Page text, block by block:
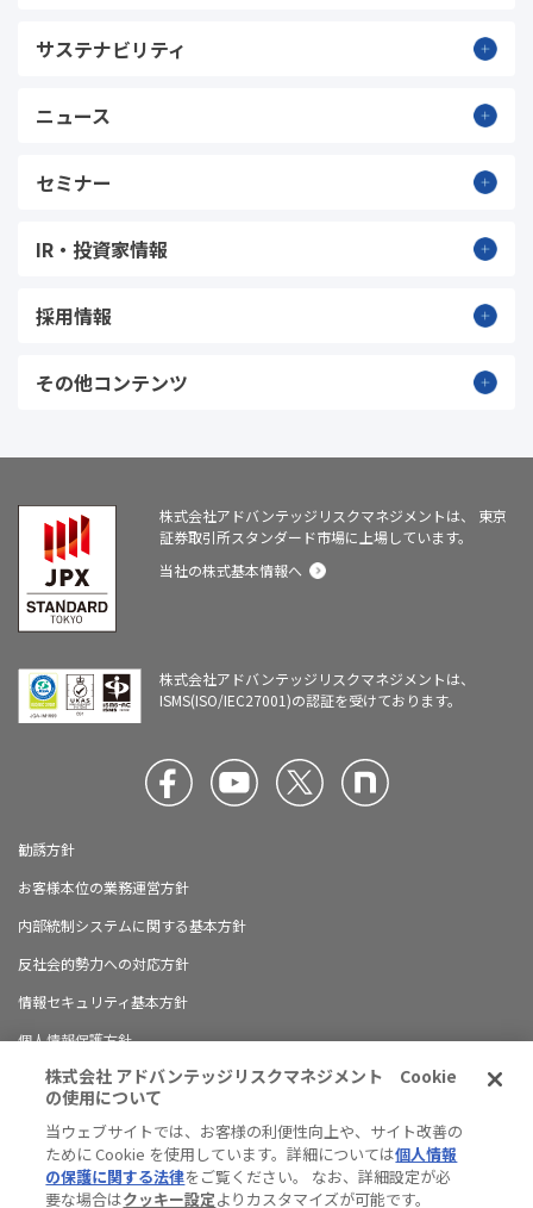
サステナビリティ
ニュース
セミナー
IR・投資家情報
採用情報
その他コンテンツ
株式会社アドバンテッジリスクマネジメントは、
東京
証券取引所スタンダード市場に上場しています。
当社の株式基本情報へ
株式会社アドバンテッジリスクマネジメントは、
ISMS(ISO/IEC27001)の認証を受けております。
勧誘方針
お客様本位の業務運営方針
内部統制システムに関する基本方針
反社会的勢力への対応方針
情報セキュリティ基本方針
個人情報保護方針
ブランドガイドライン
ハラスメント防止の対応方針
サイトマップ
株式会社 アドバンテッジリスクマネジメント Cookie
の使用について
当ウェブサイトでは、お客様の利便性向上や、サイト改善の
ために Cookie を使用しています。詳細については個人情報
の保護に関する法律をご覧ください。 なお、詳細設定が必
要な場合はクッキー設定よりカスタマイズが可能です。